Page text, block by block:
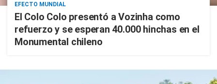
EFECTO MUNDIAL
El Colo Colo presentó a Vozinha como
refuerzo y se esperan 40.000 hinchas en el
Monumental chileno